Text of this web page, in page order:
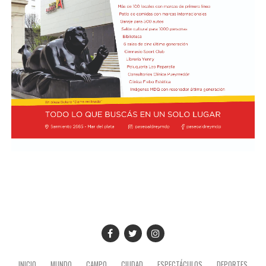
Cómo funciona el Power Ranking de la Fórmula 1
Esta clasificación funciona a través de un panel de cinco
expertos que luego de cada Gran Premio de la F1 asigna
una calificación individual a cada piloto según su
actuación a lo largo de todo el fin de semana, por lo que
incluye también la clasificación previa y, en caso de
tener, las carreras sprint.
A lo largo del año, se acumularon las valoraciones de
cada uno en una tabla general que, luego de once fechas
disputadas, dieron un balance de los mejores pilotos de